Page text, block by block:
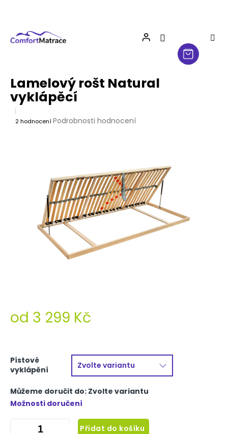
Lamelový rošt Natural
vyklápěcí
Průměrné
2 hodnoceníPodrobnosti hodnocení
od 3 299 Kč
Pístové
vyklápění
Můžeme doručit do: Zvolte variantu
Možnosti doručení
Přidat do košíku